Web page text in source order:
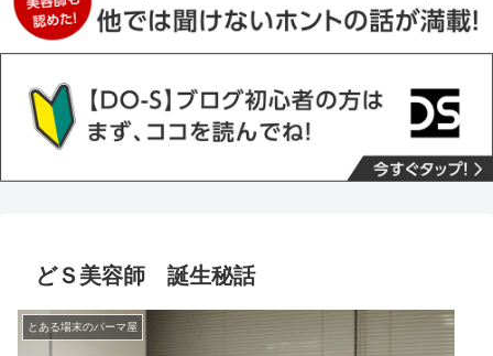
どＳ美容師 誕生秘話
とある場末のパーマ屋